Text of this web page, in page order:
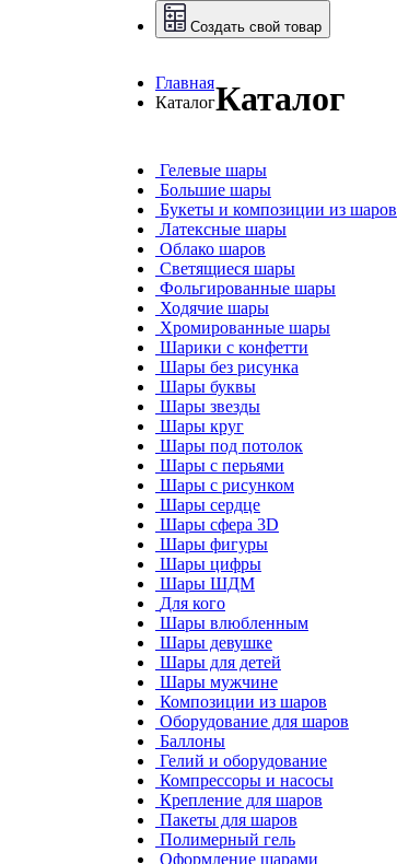
Создать свой товар
Главная
КаталогКаталог
Гелевые шары
Большие шары
Букеты и композиции из шаров
Латексные шары
Облако шаров
Светящиеся шары
Фольгированные шары
Ходячие шары
Хромированные шары
Шарики с конфетти
Шары без рисунка
Шары буквы
Шары звезды
Шары круг
Шары под потолок
Шары с перьями
Шары с рисунком
Шары сердце
Шары сфера 3D
Шары фигуры
Шары цифры
Шары ШДМ
Для кого
Шары влюбленным
Шары девушке
Шары для детей
Шары мужчине
Композиции из шаров
Оборудование для шаров
Баллоны
Гелий и оборудование
Компрессоры и насосы
Крепление для шаров
Пакеты для шаров
Полимерный гель
Оформление шарами